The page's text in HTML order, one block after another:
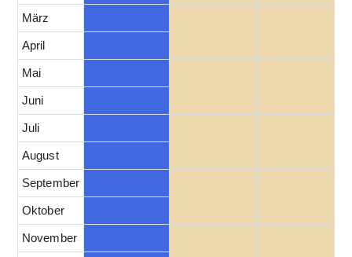
März
April
Mai
Juni
Juli
August
September
Oktober
November